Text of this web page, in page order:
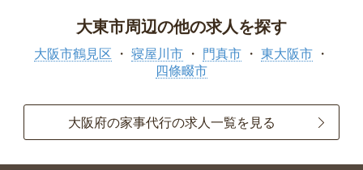
大東市周辺の他の求人を探す
大阪市鶴見区 寝屋川市 門真市
東大阪市
四條畷市
大阪府の家事代行の求人一覧を見る